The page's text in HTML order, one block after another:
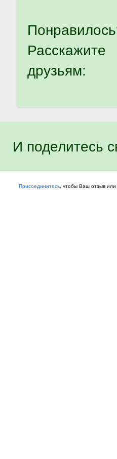
Расскажите
друзьям:
И поделитесь
Присоединитесь , чтобы Ваш отзыв